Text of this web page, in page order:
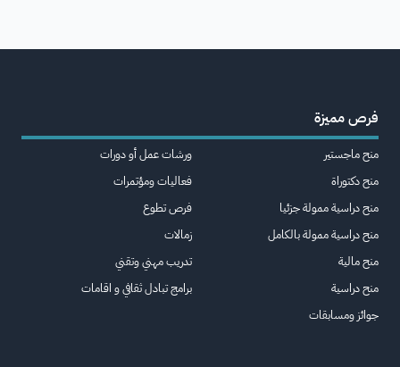
فرص مميزة
منح ماجستير
منح دكتوراة
منح دراسية ممولة جزئيا
منح دراسية ممولة بالكامل
منح مالية
منح دراسية
جوائز ومسابقات
ورشات عمل أو دورات
فعاليات ومؤتمرات
فرص تطوع
زمالات
تدريب مهني وتقني
برامج تبادل ثقافي و اقامات